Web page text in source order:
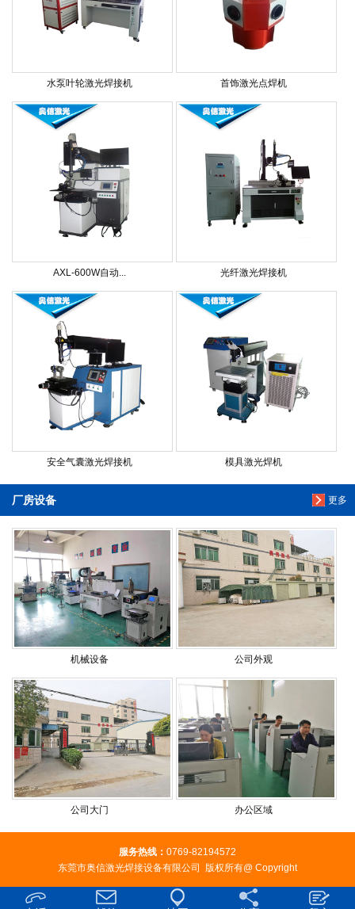
水泵叶轮激光焊接机 首饰激光点焊机
AXL-600W自动... 光纤激光焊接机
安全气囊激光焊接机 模具激光焊机
更多
厂房设备
机械设备 公司外观
公司大门 办公区域
服务热线： 0769-82194572
东莞市奥信激光焊接设备有限公司 版权所有@ Copyright